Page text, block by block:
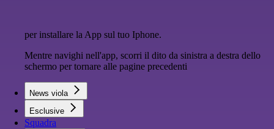
per installare la App sul tuo Iphone.
Mentre navighi nell'app, scorri il dito da sinistra a destra dello
schermo per tornare alle pagine precedenti
News viola
Esclusive
Squadra